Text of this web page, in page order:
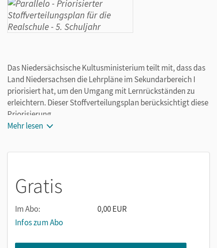
Das Niedersächsische Kultusministerium teilt mit, dass das
Land Niedersachsen die Lehrpläne im Sekundarbereich I
priorisiert hat, um den Umgang mit Lernrückständen zu
erleichtern. Dieser Stoffverteilungsplan berücksichtigt diese
Priorisierung.
Mehr lesen
Gratis
Im Abo:
0,00 EUR
Infos zum Abo